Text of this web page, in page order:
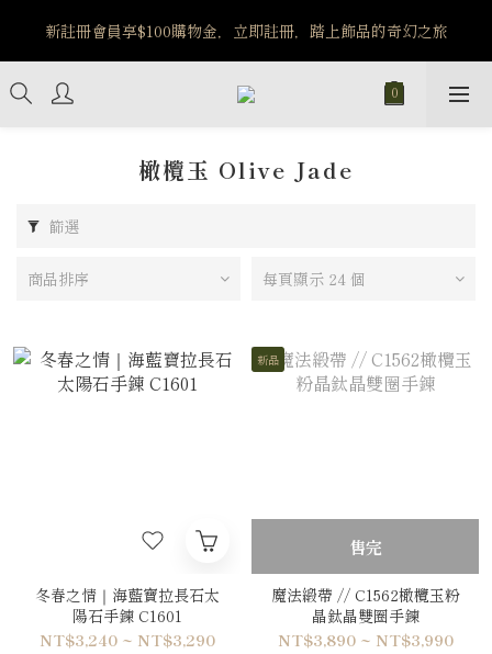
️8/6-8/12 第一波古文明馬拉松正式開跑：烏爾風華套組優惠價
$5140
新註冊會員享$100購物金，立即註冊，踏上飾品的奇幻之旅
️8/6-8/12 第一波古文明馬拉松正式開跑：烏爾風華套組優惠價
$5140
橄欖玉 Olive Jade
篩選
商品排序 每頁顯示 24 個
冬春之情｜海藍寶拉長石太
陽石手鍊 C1601
NT$3,240 ~ NT$3,290
新品
售完
魔法緞帶 // C1562橄欖玉粉
晶鈦晶雙圈手鍊
NT$3,890 ~ NT$3,990